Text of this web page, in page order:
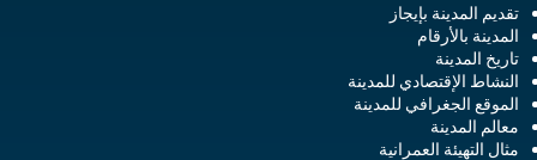
تقديم المدينة بإيجاز
المدينة بالأرقام
تاريخ المدينة
النشاط الإقتصادي للمدينة
الموقع الجغرافي للمدينة
معالم المدينة
مثال التهيئة العمرانية